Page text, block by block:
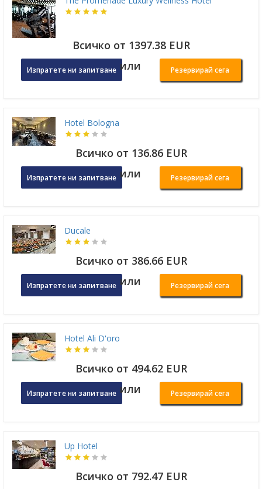
Всичко от 1397.38 EUR
Изпратете ни запитване или Резервирай сега
Hotel Bologna
Всичко от 136.86 EUR
Изпратете ни запитване или Резервирай сега
Ducale
Всичко от 386.66 EUR
Изпратете ни запитване или Резервирай сега
Hotel Ali D'oro
Всичко от 494.62 EUR
Изпратете ни запитване или Резервирай сега
Up Hotel
Всичко от 792.47 EUR